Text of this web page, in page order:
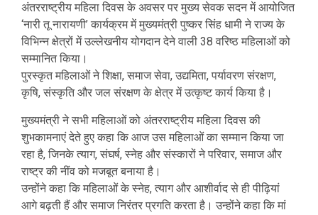
अंतरराष्ट्रीय महिला दिवस के अवसर पर मुख्य सेवक सदन में आयोजित
‘नारी तू नारायणी’ कार्यक्रम में मुख्यमंत्री पुष्कर सिंह धामी ने राज्य के
विभिन्न क्षेत्रों में उल्लेखनीय योगदान देने वाली 38 वरिष्ठ महिलाओं को
सम्मानित किया।
पुरस्कृत महिलाओं ने शिक्षा, समाज सेवा, उद्यमिता, पर्यावरण संरक्षण,
कृषि, संस्कृति और जल संरक्षण के क्षेत्र में उत्कृष्ट कार्य किया है।
मुख्यमंत्री ने सभी महिलाओं को अंतरराष्ट्रीय महिला दिवस की
शुभकामनाएं देते हुए कहा कि आज उस महिलाओं का सम्मान किया जा
रहा है, जिनके त्याग, संघर्ष, स्नेह और संस्कारों ने परिवार, समाज और
राष्ट्र की नींव को मजबूत बनाया है।
उन्होंने कहा कि महिलाओं के स्नेह, त्याग और आशीर्वाद से ही पीढ़ियां
आगे बढ़ती हैं और समाज निरंतर प्रगति करता है। उन्होंने कहा कि मां